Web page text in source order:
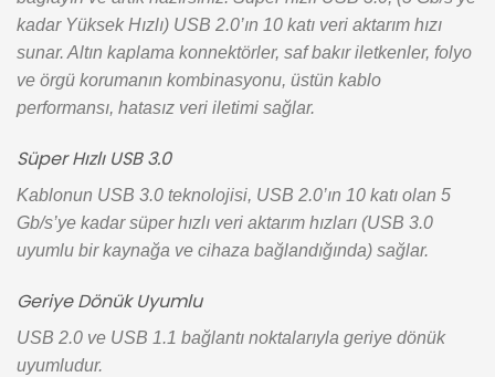
kadar Yüksek Hızlı) USB 2.0’ın 10 katı veri aktarım hızı
sunar. Altın kaplama konnektörler, saf bakır iletkenler, folyo
ve örgü korumanın kombinasyonu, üstün kablo
performansı, hatasız veri iletimi sağlar.
Süper Hızlı USB 3.0
Kablonun USB 3.0 teknolojisi, USB 2.0’ın 10 katı olan 5
Gb/s’ye kadar süper hızlı veri aktarım hızları (USB 3.0
uyumlu bir kaynağa ve cihaza bağlandığında) sağlar.
Geriye Dönük Uyumlu
USB 2.0 ve USB 1.1 bağlantı noktalarıyla geriye dönük
uyumludur.